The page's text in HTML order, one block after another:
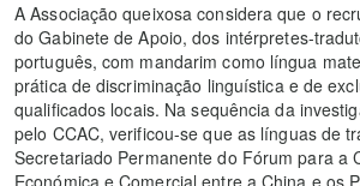
A Associação queixosa considera que o
do Gabinete de Apoio, dos intérpretes-
português, com mandarim como língua
prática de discriminação linguística e de
qualificados locais. Na sequência da
pelo CCAC, verificou-se que as línguas de
Secretariado Permanente do Fórum para a
Económica e Comercial entre a China e os